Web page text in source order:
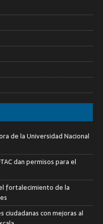
de la Universidad Nacional
dan permisos para el
fortalecimiento de la
con mejoras al